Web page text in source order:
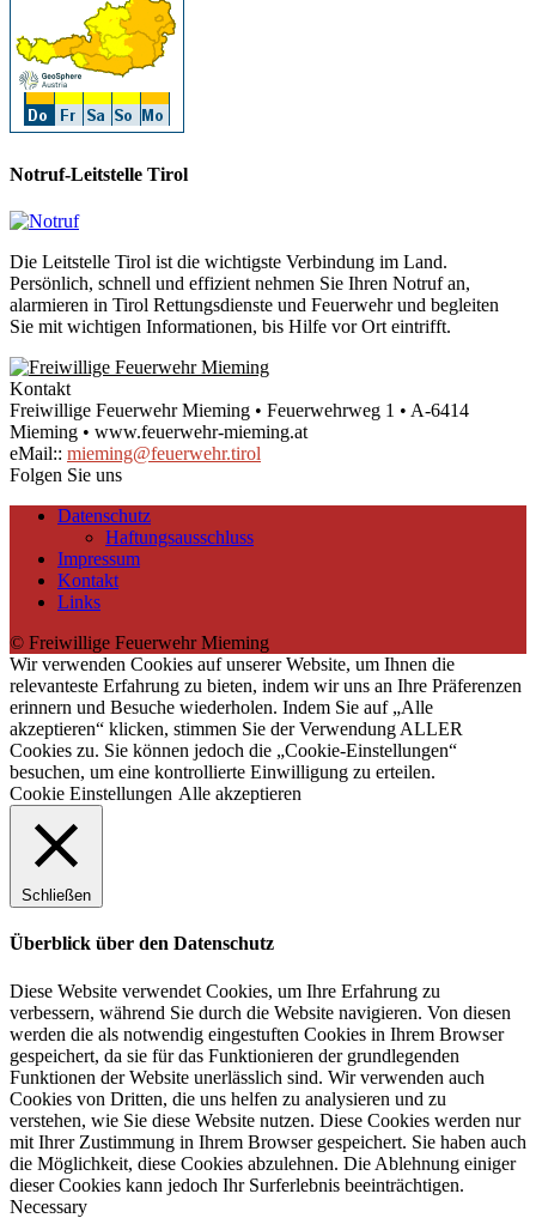
Notruf-Leitstelle Tirol
Die Leitstelle Tirol ist die wichtigste Verbindung im Land.
Persönlich, schnell und effizient nehmen Sie Ihren Notruf an,
alarmieren in Tirol Rettungsdienste und Feuerwehr und begleiten
Sie mit wichtigen Informationen, bis Hilfe vor Ort eintrifft.
Kontakt
Freiwillige Feuerwehr Mieming • Feuerwehrweg 1 • A-6414
Mieming • www.feuerwehr-mieming.at
eMail:: mieming@feuerwehr.tirol
Folgen Sie uns
Datenschutz
Haftungsausschluss
Impressum
Kontakt
Links
© Freiwillige Feuerwehr Mieming
Wir verwenden Cookies auf unserer Website, um Ihnen die
relevanteste Erfahrung zu bieten, indem wir uns an Ihre Präferenzen
erinnern und Besuche wiederholen. Indem Sie auf „Alle
akzeptieren“ klicken, stimmen Sie der Verwendung ALLER
Cookies zu. Sie können jedoch die „Cookie-Einstellungen“
besuchen, um eine kontrollierte Einwilligung zu erteilen.
Cookie Einstellungen Alle akzeptieren
Schließen
Überblick über den Datenschutz
Diese Website verwendet Cookies, um Ihre Erfahrung zu
verbessern, während Sie durch die Website navigieren. Von diesen
werden die als notwendig eingestuften Cookies in Ihrem Browser
gespeichert, da sie für das Funktionieren der grundlegenden
Funktionen der Website unerlässlich sind. Wir verwenden auch
Cookies von Dritten, die uns helfen zu analysieren und zu
verstehen, wie Sie diese Website nutzen. Diese Cookies werden nur
mit Ihrer Zustimmung in Ihrem Browser gespeichert. Sie haben auch
die Möglichkeit, diese Cookies abzulehnen. Die Ablehnung einiger
dieser Cookies kann jedoch Ihr Surferlebnis beeinträchtigen.
Necessary